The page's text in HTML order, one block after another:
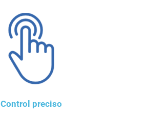
Control preciso